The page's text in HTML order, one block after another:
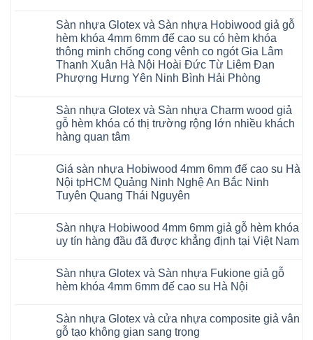
Floor
nhập
khẩu
Malaysia
14
AI
RUM
AI
35
AI
AI
37
AI
dày
12mm
to
tại
Hà
Nội
Xuân
Thanh
Trì
Cầu
Giấy
Tây
bình
luận
ở
Sửa
sàn
nhựa
giả
khóa
4mm
6mm
đế
cao
charm
wood
hobiwood
kosmos
mikado
4mm
6mm
thợ
Sửa
sàn
nhiêu
1m2
tại
Sàn nhựa Glotex và Sàn nhựa Hobiwood giả gỗ
hèm khóa 4mm 6mm đế cao su có hèm khóa
thông minh chống cong vênh co ngót Gia Lâm
Thanh Xuân Hà Nội Hoài Đức Từ Liêm Đan
Phượng Hưng Yên Ninh Bình Hải Phòng
bình
luận
ở
Sàn
và
Sàn
nhựa
Hobiwood
giả
khóa
4mm
6mm
su
có
hèm
minh
chống
cong
Sàn nhựa Glotex và Sàn nhựa Charm wood giả
gỗ hèm khóa có thị trường rộng lớn nhiều khách
hàng quan tâm
bình
luận
ở
Sàn
và
Sàn
nhựa
giả
gỗ
hèm
thị
trường
rộng
Giá sàn nhựa Hobiwood 4mm 6mm đế cao su Hà
Nội tpHCM Quảng Ninh Nghệ An Bắc Ninh
Tuyên Quang Thái Nguyên
bình
luận
ở
nhựa
Hobiwood
4mm
cao
Hà
Sàn nhựa Hobiwood 4mm 6mm giả gỗ hèm khóa
uy tín hàng đầu đã được khẳng định tại Việt Nam
bình
luận
ở
Hobiwood
4mm
6mm
Sàn nhựa Glotex và Sàn nhựa Fukione giả gỗ
hèm khóa 4mm 6mm đế cao su Hà Nội
bình
luận
ở
Sàn nhựa Glotex và cửa nhựa composite giả vân
gỗ tạo không gian sang trọng